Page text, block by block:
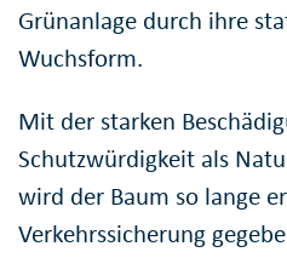
Grünanlage durch ihre
Wuchsform.
Mit der starken
Schutzwürdigkeit als
wird der Baum so lange
Verkehrssicherung